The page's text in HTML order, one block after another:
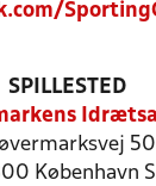
SPILLESTED
50
København S